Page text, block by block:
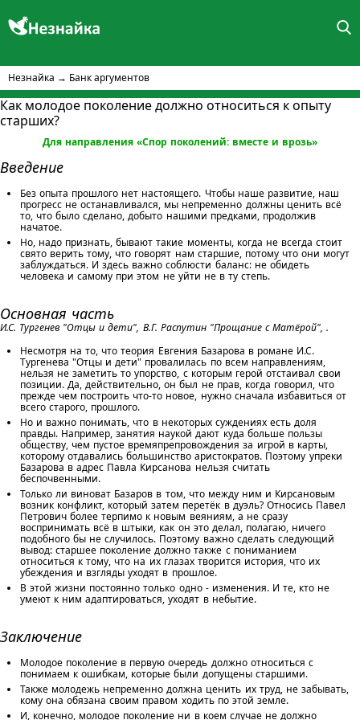
Незнайка → Банк аргументов
Как молодое поколение должно относиться к опыту
старших?
Для направления «Спор поколений: вместе и врозь»
Введение
Без опыта прошлого нет настоящего. Чтобы наше развитие, наш
прогресс не останавливался, мы непременно должны ценить всё
то, что было сделано, добыто нашими предками, продолжив
начатое.
Но, надо признать, бывают такие моменты, когда не всегда стоит
свято верить тому, что говорят нам старшие, потому что они могут
заблуждаться. И здесь важно соблюсти баланс: не обидеть
человека и самому при этом не уйти не в ту степь.
Основная часть
И.С. Тургенев "Отцы и дети", В.Г. Распутин "Прощание с Матёрой", .
Несмотря на то, что теория Евгения Базарова в романе И.С.
Тургенева "Отцы и дети" провалилась по всем направлениям,
нельзя не заметить то упорство, с которым герой отстаивал свои
позиции. Да, действительно, он был не прав, когда говорил, что
прежде чем построить что-то новое, нужно сначала избавиться от
всего старого, прошлого.
Но и важно понимать, что в некоторых суждениях есть доля
правды. Например, занятия наукой дают куда больше пользы
обществу, чем пустое времяпрепровождения за игрой в карты,
которому отдавались большинство аристократов. Поэтому упреки
Базарова в адрес Павла Кирсанова нельзя считать
беспочвенными.
Только ли виноват Базаров в том, что между ним и Кирсановым
возник конфликт, который затем перетёк в дуэль? Относись Павел
Петрович более терпимо к новым веяниям, а не сразу
воспринимать всё в штыки, как он это делал, полагаю, ничего
подобного бы не случилось. Поэтому важно сделать следующий
вывод: старшее поколение должно также с пониманием
относиться к тому, что на их глазах творится история, что их
убеждения и взгляды уходят в прошлое.
В этой жизни постоянно только одно - изменения. И те, кто не
умеют к ним адаптироваться, уходят в небытие.
Заключение
Молодое поколение в первую очередь должно относиться с
понимаем к ошибкам, которые были допущены старшими.
Также молодежь непременно должна ценить их труд, не забывать,
кому она обязана своим правом ходить по этой земле.
И, конечно, молодое поколение ни в коем случае не должно